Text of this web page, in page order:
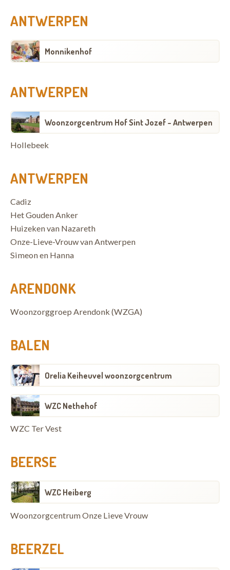
ANTWERPEN
Monnikenhof
ANTWERPEN
Woonzorgcentrum Hof Sint Jozef - Antwerpen
Hollebeek
ANTWERPEN
Cadiz
Het Gouden Anker
Huizeken van Nazareth
Onze-Lieve-Vrouw van Antwerpen
Simeon en Hanna
ARENDONK
Woonzorggroep Arendonk (WZGA)
BALEN
Orelia Keiheuvel woonzorgcentrum
WZC Nethehof
WZC Ter Vest
BEERSE
WZC Heiberg
Woonzorgcentrum Onze Lieve Vrouw
BEERZEL